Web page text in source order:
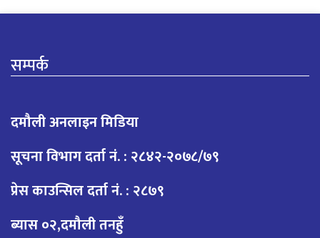
सम्पर्क
दमौली अनलाइन मिडिया
सूचना विभाग दर्ता नं. : २८४२-२०७८/७९
प्रेस काउन्सिल दर्ता नं. : २८७९
ब्यास ०२,दमौली तनहुँ